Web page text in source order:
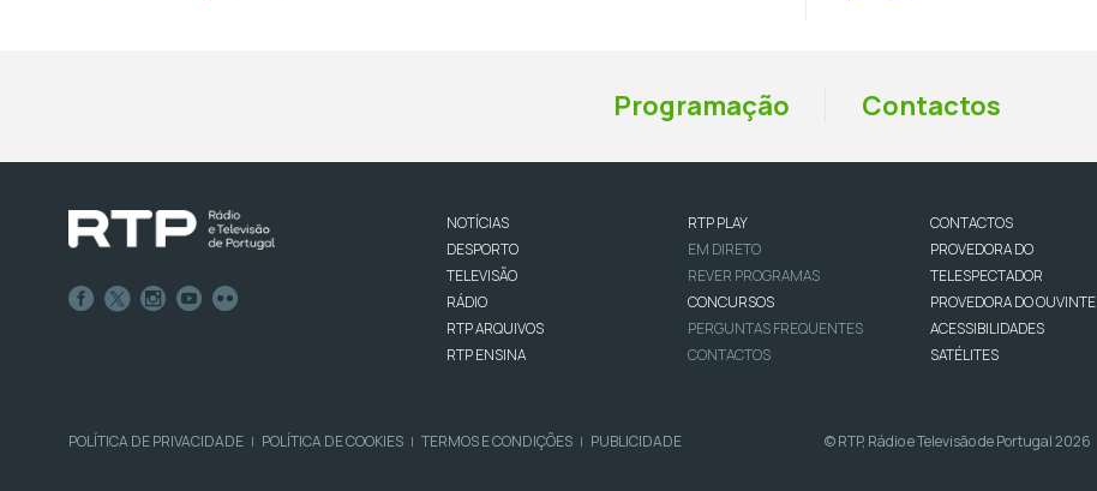
Programação Contactos
NOTÍCIAS
DESPORTO
TELEVISÃO
RÁDIO
RTP ARQUIVOS
RTP ENSINA
RTP PLAY
EM DIRETO
REVER PROGRAMAS
CONCURSOS
PERGUNTAS FREQUENTES
CONTACTOS
CONTACTOS
PROVEDORA DO
TELESPECTADOR
PROVEDORA DO OUVINTE
ACESSIBILIDADES
SATÉLITES
POLÍTICA DE PRIVACIDADE | POLÍTICA DE COOKIES | TERMOS E CONDIÇÕES | PUBLICIDADE © RTP, Rádio e Televisão de Portugal 2026